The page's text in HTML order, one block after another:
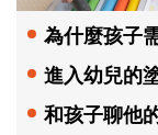
為什麼孩子
進入幼兒的
和孩子聊他